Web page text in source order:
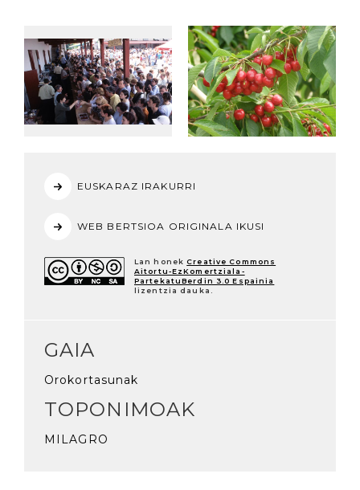
EUSKARAZ IRAKURRI
WEB BERTSIOA ORIGINALA IKUSI
Lan honek Creative Commons
Aitortu-EzKomertziala-
PartekatuBerdin 3.0 Espainia
lizentzia dauka.
GAIA
Orokortasunak
TOPONIMOAK
MILAGRO